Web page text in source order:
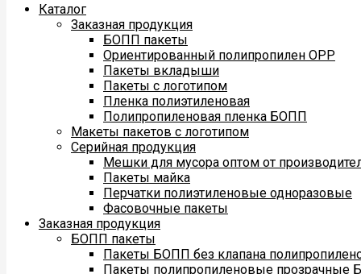
Каталог
Заказная продукция
БОПП пакеты
Ориентированный полипропилен ОРР
Пакеты вкладыши
Пакеты с логотипом
Пленка полиэтиленовая
Полипропиленовая пленка БОПП
Макеты пакетов с логотипом
Серийная продукция
Мешки для мусора оптом от
Пакеты майка
Перчатки полиэтиленовые одноразовые
Фасовочные пакеты
Заказная продукция
БОПП пакеты
Пакеты БОПП без клапана
Пакеты полипропиленовые прозрачные